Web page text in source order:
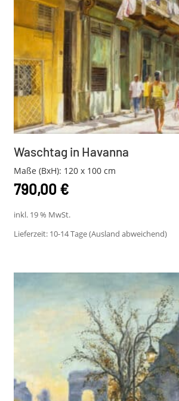
Waschtag in Havanna
Maße (BxH): 120 x 100 cm
790,00 €
inkl. 19 % MwSt.
Lieferzeit: 10-14 Tage (Ausland abweichend)